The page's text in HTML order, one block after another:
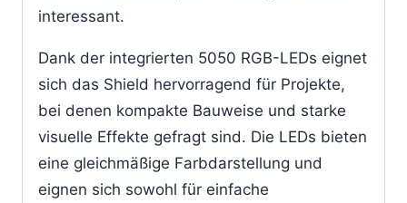
interessant.
Dank der integrierten 5050 RGB-LEDs eignet
sich das Shield hervorragend für Projekte,
bei denen kompakte Bauweise und starke
visuelle Effekte gefragt sind. Die LEDs bieten
eine gleichmäßige Farbdarstellung und
eignen sich sowohl für einfache